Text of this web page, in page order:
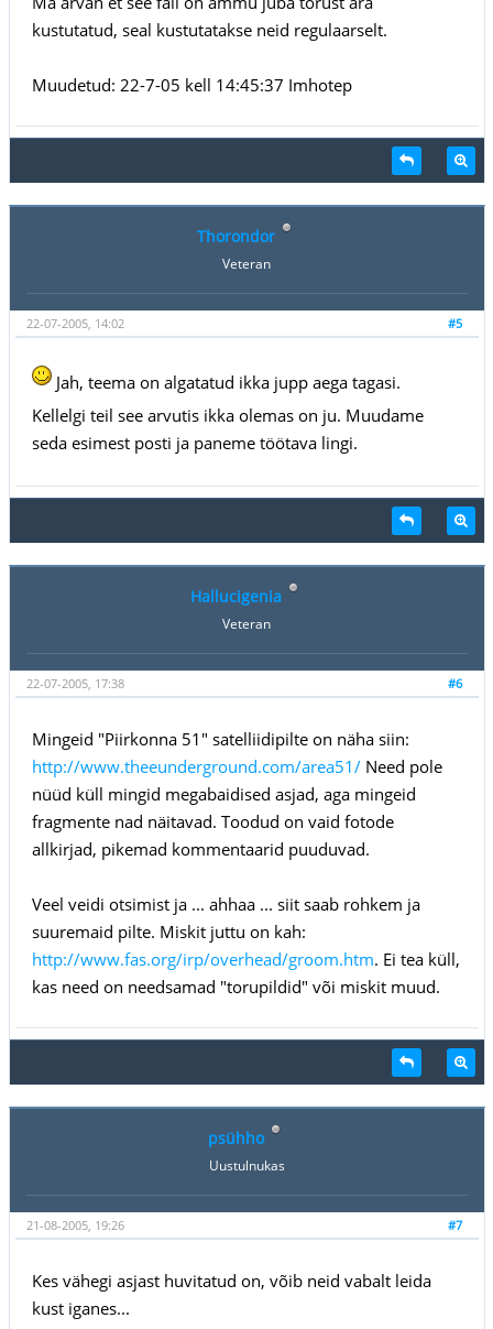
kustutatud, seal kustutatakse neid regulaarselt.
Muudetud: 22-7-05 kell 14:45:37 Imhotep
Thorondor
Veteran
#5
22-07-2005, 14:02
Jah, teema on algatatud ikka jupp aega tagasi.
Kellelgi teil see arvutis ikka olemas on ju. Muudame
seda esimest posti ja paneme töötava lingi.
Hallucigenia
Veteran
#6
22-07-2005, 17:38
Mingeid "Piirkonna 51" satelliidipilte on näha siin:
http://www.theeunderground.com/area51/Need pole
nüüd küll mingid megabaidised asjad, aga mingeid
fragmente nad näitavad. Toodud on vaid fotode
allkirjad, pikemad kommentaarid puuduvad.
Veel veidi otsimist ja ... ahhaa ... siit saab rohkem ja
suuremaid pilte. Miskit juttu on kah:
http://www.fas.org/irp/overhead/groom.htm. Ei tea küll,
kas need on needsamad "torupildid" või miskit muud.
psühho
Uustulnukas
#7
21-08-2005, 19:26
Kes vähegi asjast huvitatud on, võib neid vabalt leida
kust iganes...